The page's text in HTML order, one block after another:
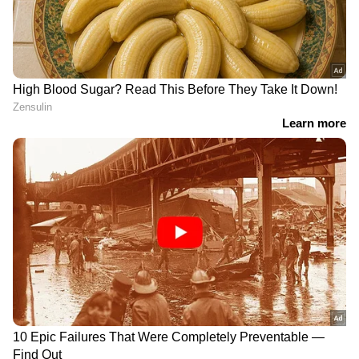
മിതമായ നിരക്കിൽ സമഗ്രമായ കവറേജ്
ലഭിക്കുമെന്നതിനാൽതന്നെ പലരും അവരുടെ
30-കളിൽ ആരോഗ്യ ഇൻഷുറൻസ്
തിരഞ്ഞെടുക്കാൻ തുടങ്ങുന്നു. പോളിസി ഉടമ
DOWNLOAD APP